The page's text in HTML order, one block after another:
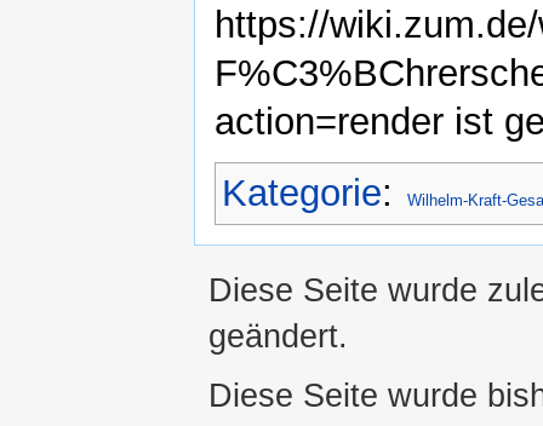
https://
action=render ist
Kategorie: Wilhelm-Kraft-
Diese Seite wurde
geändert.
Diese Seite wurde